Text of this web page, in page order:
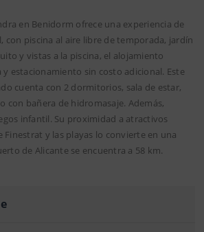
en Benidorm ofrece una experiencia de
con piscina al aire libre de temporada, jardín
y vistas a la piscina, el alojamiento
estacionamiento sin costo adicional. Este
cuenta con 2 dormitorios, sala de estar,
con bañera de hidromasaje. Además,
infantil. Su proximidad a atractivos
Finestrat y las playas lo convierte en una
de Alicante se encuentra a 58 km.